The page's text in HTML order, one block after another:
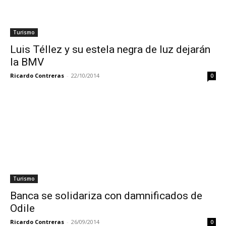
Turismo
Luis Téllez y su estela negra de luz dejarán
la BMV
Ricardo Contreras - 22/10/2014 0
Turismo
Banca se solidariza con damnificados de
Odile
Ricardo Contreras - 26/09/2014 0